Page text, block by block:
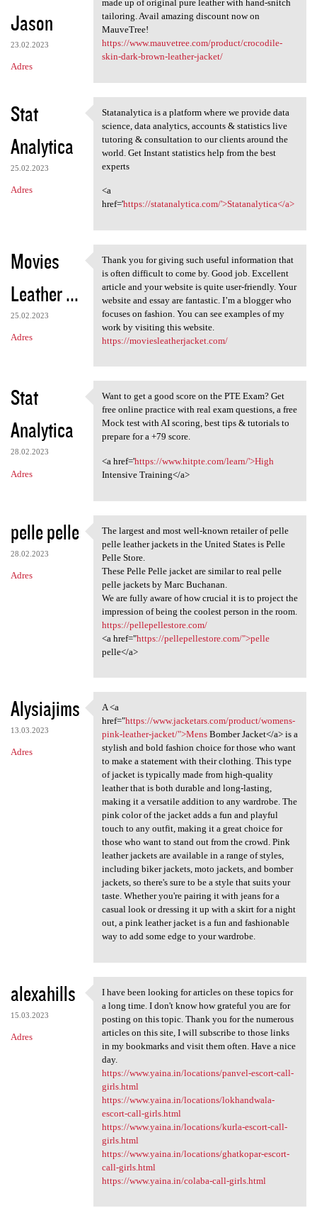
Jason
23.02.2023
Adres
made up of original pure leather with hand-snitch
tailoring. Avail amazing discount now on
MauveTree!
https://www.mauvetree.com/product/crocodile-
skin-dark-brown-leather-jacket/
Stat
Analytica
25.02.2023
Adres
Statanalytica is a platform
Statanalytica is a platform where we provide data
science, data analytics, accounts & statistics live
tutoring & consultation to our clients around the
world. Get Instant statistics help from the best
experts
<a
href='https://statanalytica.com/'>Statanalytica</a>
Movies
Leather ...
25.02.2023
Adres
Thank you for giving such
Thank you for giving such useful information that
is often difficult to come by. Good job. Excellent
article and your website is quite user-friendly. Your
website and essay are fantastic. I’m a blogger who
focuses on fashion. You can see examples of my
work by visiting this website.
https://moviesleatherjacket.com/
Stat
Analytica
28.02.2023
Adres
Want to get a good score on
Want to get a good score on the PTE Exam? Get
free online practice with real exam questions, a free
Mock test with AI scoring, best tips & tutorials to
prepare for a +79 score.
<a href='https://www.hitpte.com/learn/'>High
Intensive Training</a>
pelle pelle
28.02.2023
Adres
The largest and most well
The largest and most well-known retailer of pelle
pelle leather jackets in the United States is Pelle
Pelle Store.
These Pelle Pelle jacket are similar to real pelle
pelle jackets by Marc Buchanan.
We are fully aware of how crucial it is to project the
impression of being the coolest person in the room.
https://pellepellestore.com/
<a href="https://pellepellestore.com/">pelle
pelle</a>
Alysiajims
13.03.2023
Adres
A <a href="https://www
A <a
href="https://www.jacketars.com/product/womens-
pink-leather-jacket/">MensBomber Jacket</a> is a
stylish and bold fashion choice for those who want
to make a statement with their clothing. This type
of jacket is typically made from high-quality
leather that is both durable and long-lasting,
making it a versatile addition to any wardrobe. The
pink color of the jacket adds a fun and playful
touch to any outfit, making it a great choice for
those who want to stand out from the crowd. Pink
leather jackets are available in a range of styles,
including biker jackets, moto jackets, and bomber
jackets, so there's sure to be a style that suits your
taste. Whether you're pairing it with jeans for a
casual look or dressing it up with a skirt for a night
out, a pink leather jacket is a fun and fashionable
way to add some edge to your wardrobe.
alexahills
15.03.2023
Adres
I have been looking for
I have been looking for articles on these topics for
a long time. I don't know how grateful you are for
posting on this topic. Thank you for the numerous
articles on this site, I will subscribe to those links
in my bookmarks and visit them often. Have a nice
day.
https://www.yaina.in/locations/panvel-escort-call-
girls.html
https://www.yaina.in/locations/lokhandwala-
escort-call-girls.html
https://www.yaina.in/locations/kurla-escort-call-
girls.html
https://www.yaina.in/locations/ghatkopar-escort-
call-girls.html
https://www.yaina.in/colaba-call-girls.html